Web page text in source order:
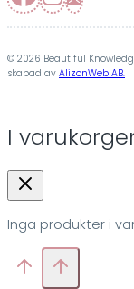
© 2026 Beautiful
skapad av AlizonWeb AB.
I
Inga produkter i